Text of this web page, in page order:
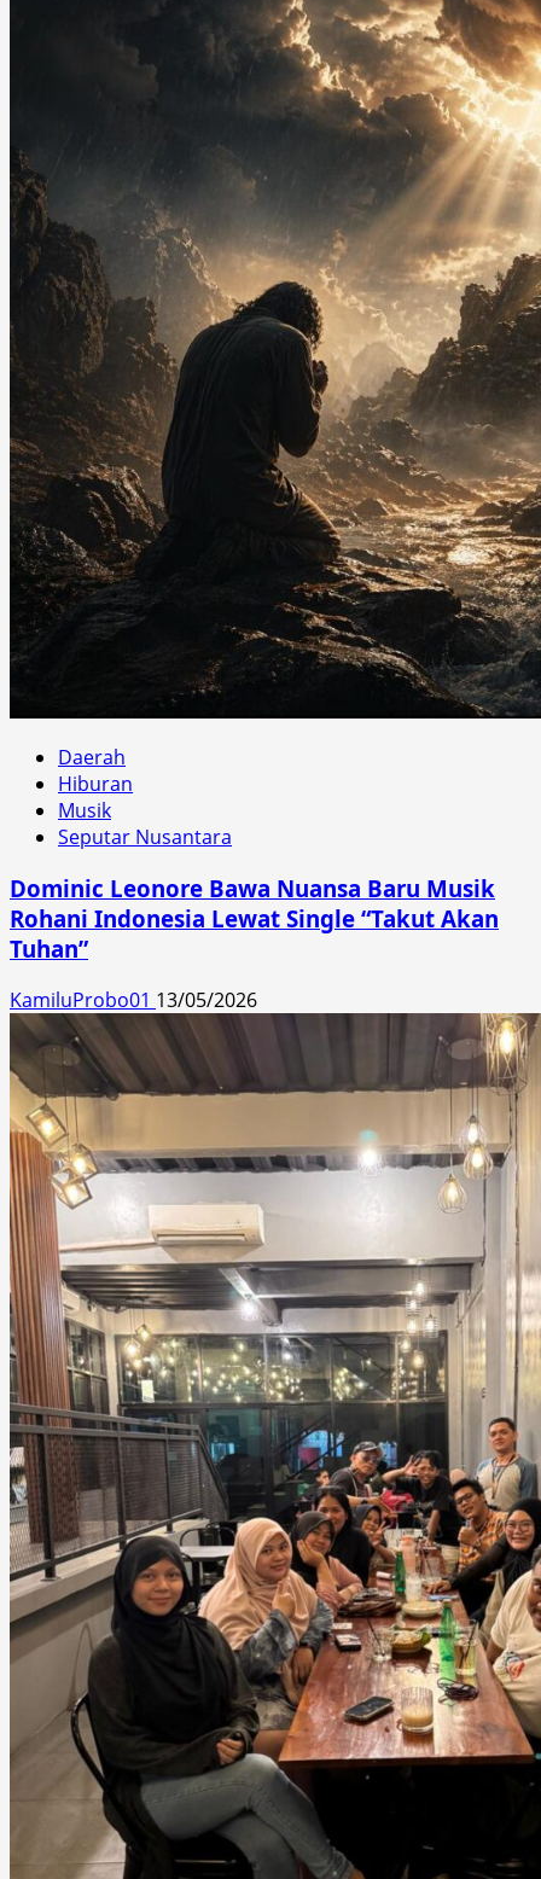
Daerah
Hiburan
Musik
Seputar Nusantara
Dominic Leonore Bawa Nuansa Baru Musik
Rohani Indonesia Lewat Single “Takut Akan
Tuhan”
KamiluProbo01 13/05/2026